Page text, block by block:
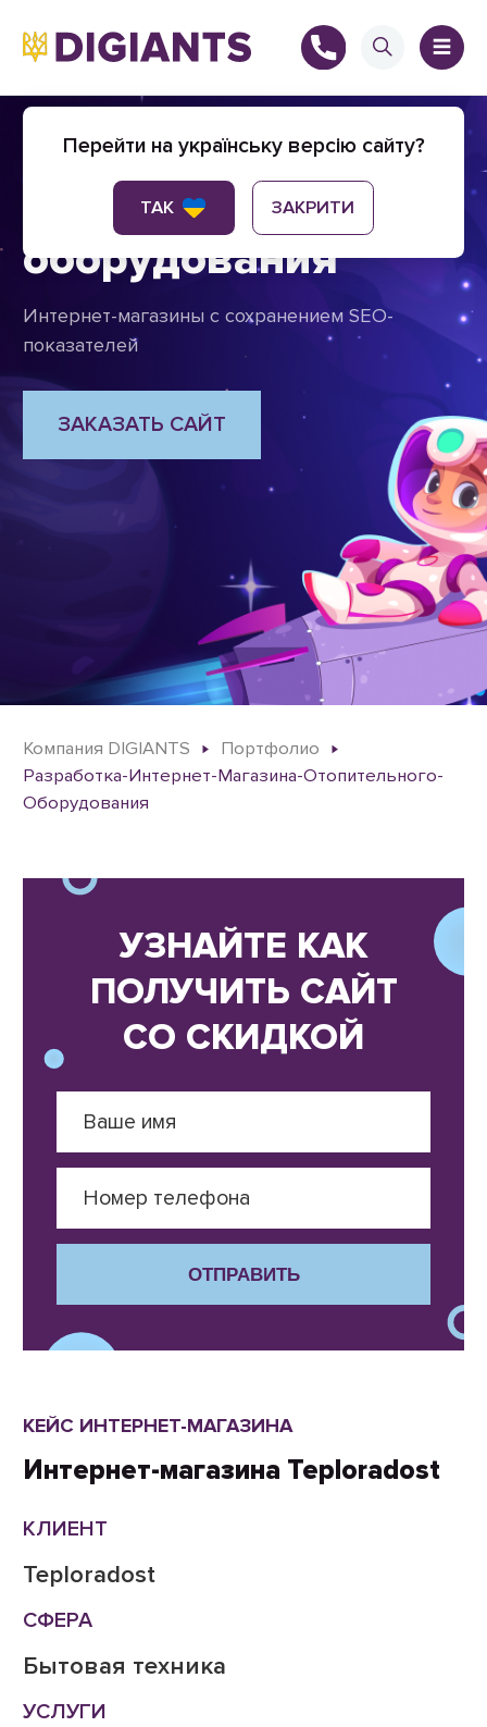
Интернет-магазин
отопительного
оборудования
Интернет-магазины с сохранением SEO-
показателей
ЗАКАЗАТЬ САЙТ
Компания DIGIANTS
Портфолио
Разработка-Интернет-Магазина-Отопительного-
Оборудования
УЗНАЙТЕ КАК
ПОЛУЧИТЬ САЙТ
СО СКИДКОЙ
ОТПРАВИТЬ
КЕЙС ИНТЕРНЕТ-МАГАЗИНА
Интернет-магазина Teploradost
КЛИЕНТ
Teploradost
СФЕРА
Бытовая техника
УСЛУГИ
+
Перейти на українську версію сайту?
ЗАКРИТИ
ТАК